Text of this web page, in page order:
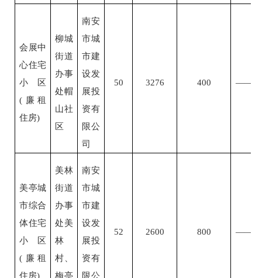
会展中
心住宅
小区
(廉租
住房)
柳城
街道
办事
处帽
山社
区
南安
市城
市建
设发
展投
资有
限公
司
50 3276 400 ——
美亭城
市综合
体住宅
小区
(廉租
住房)
美林
街道
办事
处美
林
村、
梅亭
南安
市城
市建
设发
展投
资有
限公
52 2600 800 ——